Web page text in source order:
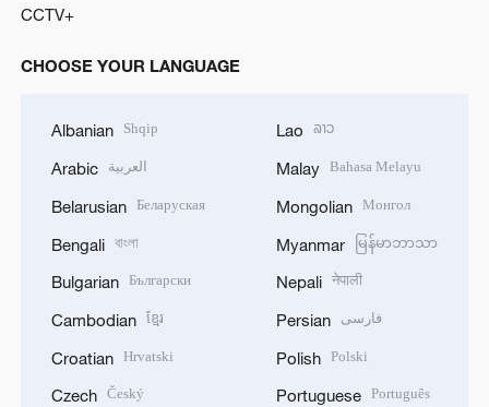
CCTV+
CHOOSE YOUR LANGUAGE
Albanian Shqip
Arabic العربية
Belarusian Беларуская
Bengali বাংলা
Bulgarian Български
Cambodian ខ្មែរ
Croatian Hrvatski
Czech Český
Lao ລາວ
Malay Bahasa Melayu
Mongolian Монгол
Myanmar မြန်မာဘာသာ
Nepali नेपाली
Persian فارسی
Polish Polski
Portuguese Português